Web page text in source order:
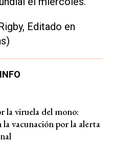
Editado en
la viruela del mono:
vacunación por la alerta